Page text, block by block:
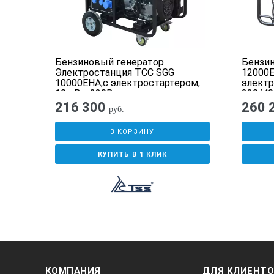
ЁМКОСТЬ МАСЛЯНОЙ СИСТЕМЫ (Л)
РЕКОМЕНДУЕМЫЙ ТИП МАСЛА
УСТАНОВЛЕННЫЙ АККУМУЛЯТОР
МАССА, КГ
ГАБАРИТНЫЕ РАЗМЕРЫ УПАКОВКИ
Бензиновый генератор
Электростанция ТСС SGG
10000EHA,с электростартером,
10 кВт, 230В
216 300 руб.
В КОРЗИНУ
КУПИТЬ В 1 КЛИК
230/
260
КОМПАНИЯ ДЛЯ